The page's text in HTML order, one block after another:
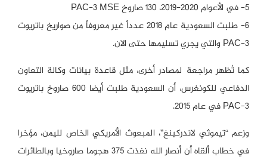
5- في الأعوام 2020-2019، 130 صاروخ PAC-3 MSE
6- طلبت السعودية عام 2018 عدداً غير معروفاً من صواريخ باتريوت
PAC-3 والتي يجري تسليمها حتى الان.
كما تُظهر مراجعة لمصادر أخرى، مثل قاعدة بيانات وكالة التعاون
الدفاعي للكونغرس، أن السعودية طلبت أيضا 600 صاروخ باتريوت
PAC-3 في عام 2015.
وزعم “تيموثي لاندركينغ”، المبعوث الأمريكي الخاص لليمن، مؤخرا
في خطاب ألقاه أن أنصار الله نفذت 375 هجوما صاروخيا وبالطائرات